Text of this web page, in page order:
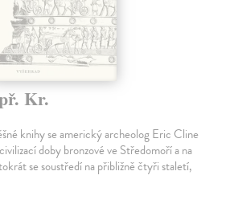
Kr.
knihy se americký archeolog Eric Cline
doby bronzové ve Středomoří a na
se soustředí na přibližně čtyři staletí,